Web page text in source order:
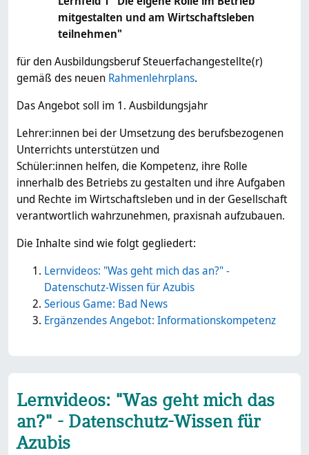
mitgestalten und am Wirtschaftsleben
teilnehmen"
für den Ausbildungsberuf Steuerfachangestellte(r)
gemäß des neuen Rahmenlehrplans.
Das Angebot soll im 1. Ausbildungsjahr
Lehrer:innen bei der Umsetzung des berufsbezogenen
Unterrichts unterstützen und
Schüler:innen helfen, die Kompetenz, ihre Rolle
innerhalb des Betriebs zu gestalten und ihre Aufgaben
und Rechte im Wirtschaftsleben und in der Gesellschaft
verantwortlich wahrzunehmen, praxisnah aufzubauen.
Die Inhalte sind wie folgt gegliedert:
Lernvideos: "Was geht mich das an?" -
Datenschutz-Wissen für Azubis
Serious Game: Bad News
Ergänzendes Angebot: Informationskompetenz
Lernvideos: "Was geht mich das
an?" - Datenschutz-Wissen für
Azubis